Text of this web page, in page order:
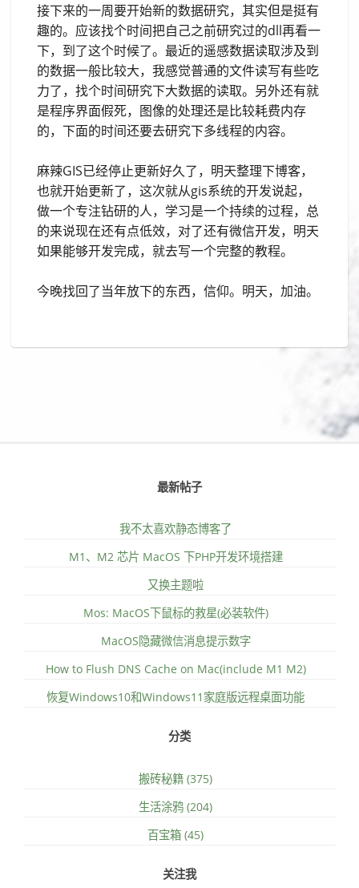
接下来的一周要开始新的数据研究，其实但是挺有
趣的。应该找个时间把自己之前研究过的dll再看一
下，到了这个时候了。最近的遥感数据读取涉及到
的数据一般比较大，我感觉普通的文件读写有些吃
力了，找个时间研究下大数据的读取。另外还有就
是程序界面假死，图像的处理还是比较耗费内存
的，下面的时间还要去研究下多线程的内容。
麻辣GIS已经停止更新好久了，明天整理下博客，
也就开始更新了，这次就从gis系统的开发说起，
做一个专注钻研的人，学习是一个持续的过程，总
的来说现在还有点低效，对了还有微信开发，明天
如果能够开发完成，就去写一个完整的教程。
今晚找回了当年放下的东西，信仰。明天，加油。
最新帖子
我不太喜欢静态博客了
M1、M2 芯片 MacOS 下PHP开发环境搭建
又换主题啦
Mos: MacOS下鼠标的救星(必装软件)
MacOS隐藏微信消息提示数字
How to Flush DNS Cache on Mac(include M1 M2)
恢复Windows10和Windows11家庭版远程桌面功能
分类
搬砖秘籍 (375)
生活涂鸦 (204)
百宝箱 (45)
关注我